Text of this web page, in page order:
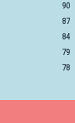
90
87
84
79
78